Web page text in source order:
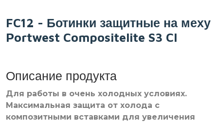
FC12 - Ботинки защитные на меху
Portwest Compositelite S3 CI
Описание продукта
Для работы в очень холодных условиях.
Максимальная защита от холода с
композитными вставками для увеличения